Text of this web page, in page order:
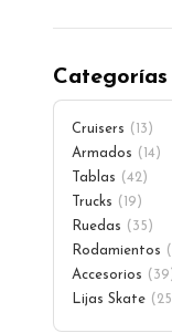
Categorías
Cruisers
13
Armados
14
Tablas
42
Trucks
19
Ruedas
35
Rodamientos
Accesorios
39
Lijas Skate
25